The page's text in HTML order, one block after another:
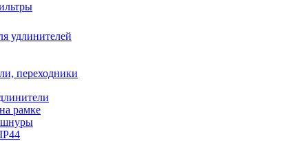
удлинителей
переходники
рамке
шнуры